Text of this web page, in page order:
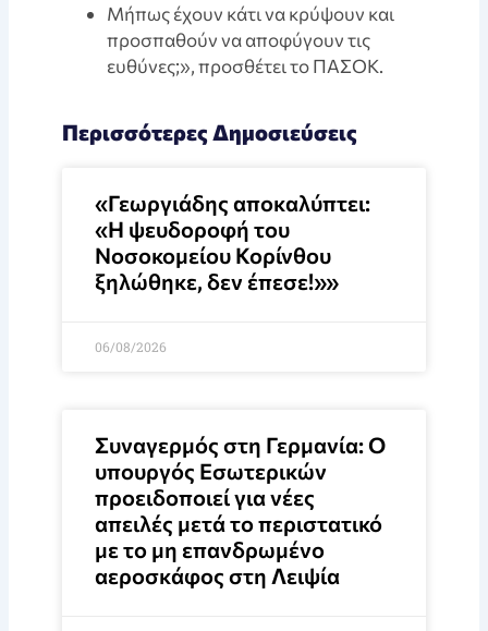
Μήπως έχουν κάτι να κρύψουν και
προσπαθούν να αποφύγουν τις
ευθύνες;», προσθέτει το ΠΑΣΟΚ.
Περισσότερες Δημοσιεύσεις
«Γεωργιάδης αποκαλύπτει:
«Η ψευδοροφή του
Νοσοκομείου Κορίνθου
ξηλώθηκε, δεν έπεσε!»»
06/08/2026
Συναγερμός στη Γερμανία: Ο
υπουργός Εσωτερικών
προειδοποιεί για νέες
απειλές μετά το περιστατικό
με το μη επανδρωμένο
αεροσκάφος στη Λειψία